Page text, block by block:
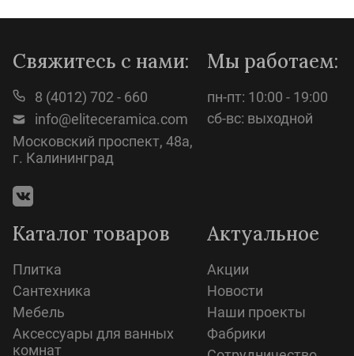
Просмотр
Свяжитесь с нами:
8 (4012) 702 - 660
info@eliteceramica.com
Московский проспект, 48а,
г. Калининград
Мы работаем:
пн-пт: 10:00 - 19:00
сб-вс: выходной
Каталог товаров
Плитка
Сантехника
Мебель
Аксессуары для ванных
комнат
Актуальное
Акции
Новости
Наши проекты
Фабрики